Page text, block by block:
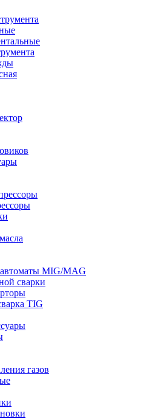
MIG/MAG
сварки
TIG
газов